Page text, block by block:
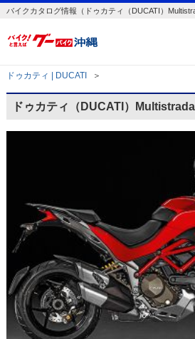
バイクカタログ情報（ドゥカティ（DUCATI）
ドゥカティ | DUCATI ＞
ドゥカティ（DUCATI）